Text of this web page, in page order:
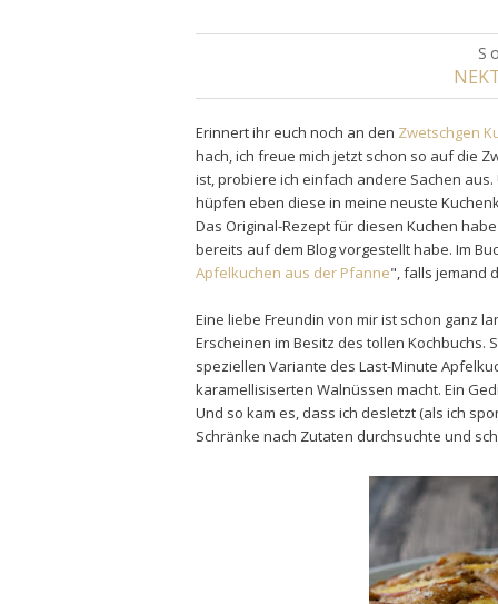
Erinnert ihr euch noch an den Zwetschgen
hach, ich freue mich jetzt schon so auf die
ist, probiere ich einfach andere Sachen
hüpfen eben diese in meine neuste
Das Original-Rezept für diesen Kuchen
bereits auf dem Blog vorgestellt habe. Im
Apfelkuchen aus der Pfanne", falls jemand
Eine liebe Freundin von mir ist schon ganz
Erscheinen im Besitz des tollen
speziellen Variante des Last-Minute
karamellisiserten Walnüssen macht. Ein
Und so kam es, dass ich desletzt (als ich
Schränke nach Zutaten durchsuchte und